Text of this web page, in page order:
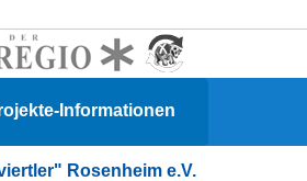
Informationen
Rosenheim e.V.